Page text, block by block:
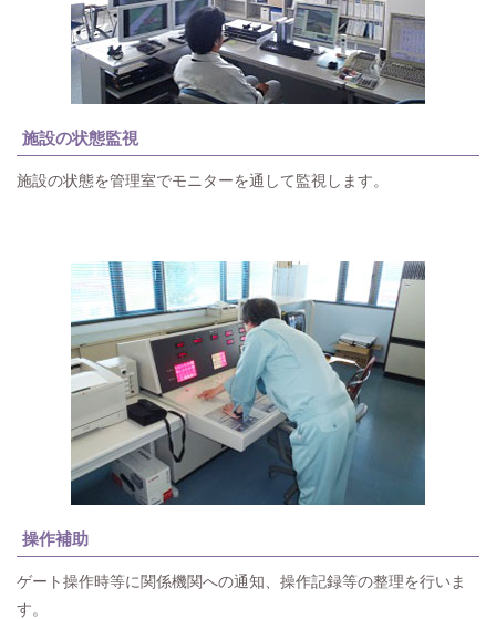
施設の状態監視
施設の状態を管理室でモニターを通して監視します。
操作補助
ゲート操作時等に関係機関への通知、操作記録等の整理を行いま
す。